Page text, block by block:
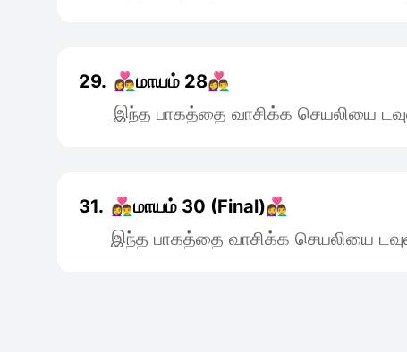
29. 👩‍❤️‍👨மாயம் 28👩‍❤️‍👨
இந்த பாகத்தை வாசிக்க செயலியை
31. 👩‍❤️‍👨மாயம் 30 (Final)👩‍❤️‍👨
இந்த பாகத்தை வாசிக்க செயலியை